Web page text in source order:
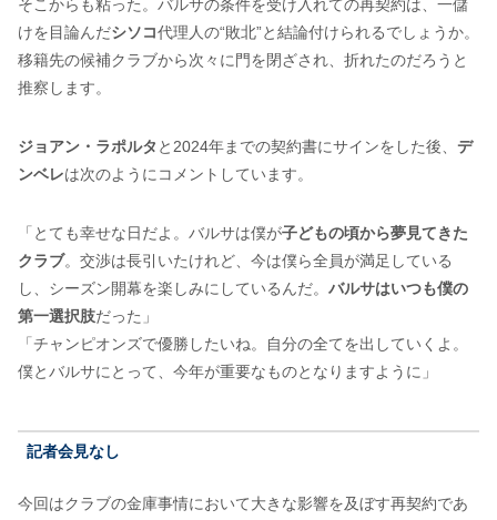
そこからも粘った。バルサの条件を受け入れての再契約は、一儲
けを目論んだシソコ代理人の“敗北”と結論付けられるでしょうか。
移籍先の候補クラブから次々に門を閉ざされ、折れたのだろうと
推察します。
ジョアン・ラポルタ と2024年までの契約書にサインをした後、 デ
ンベレは次のようにコメントしています。
「とても幸せな日だよ。バルサは僕が子どもの頃から夢見てきた
クラブ。交渉は長引いたけれど、今は僕ら全員が満足している
し、シーズン開幕を楽しみにしているんだ。 バルサはいつも僕の
第一選択肢だった」
「チャンピオンズで優勝したいね。自分の全てを出していくよ。
僕とバルサにとって、今年が重要なものとなりますように」
記者会見なし
今回はクラブの金庫事情において大きな影響を及ぼす再契約であ